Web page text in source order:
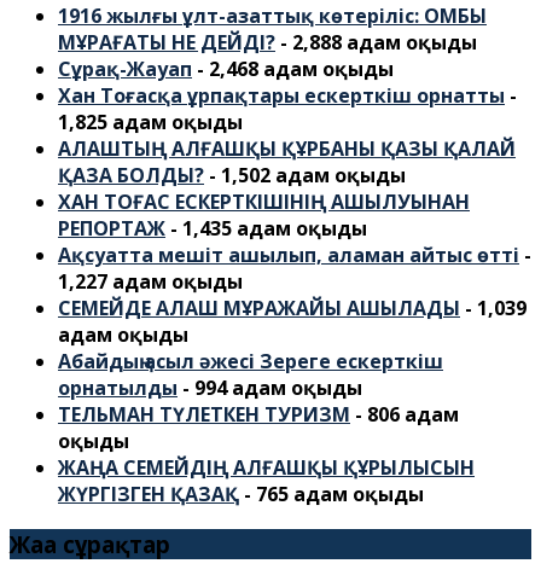
1916 жылғы ұлт-азаттық көтеріліс: ОМБЫ
МҰРАҒАТЫ НЕ ДЕЙДІ? - 2,888 адам оқыды
Сұрақ-Жауап - 2,468 адам оқыды
Хан Тоғасқа ұрпақтары ескерткіш орнатты -
1,825 адам оқыды
АЛАШТЫҢ АЛҒАШҚЫ ҚҰРБАНЫ ҚАЗЫ ҚАЛАЙ
ҚАЗА БОЛДЫ? - 1,502 адам оқыды
ХАН ТОҒАС ЕСКЕРТКІШІНІҢ АШЫЛУЫНАН
РЕПОРТАЖ - 1,435 адам оқыды
Ақсуатта мешіт ашылып, аламан айтыс өтті -
1,227 адам оқыды
СЕМЕЙДЕ АЛАШ МҰРАЖАЙЫ АШЫЛАДЫ - 1,039
адам оқыды
Абайдың асыл әжесі Зереге ескерткіш
орнатылды - 994 адам оқыды
ТЕЛЬМАН ТҮЛЕТКЕН ТУРИЗМ - 806 адам
оқыды
ЖАҢА СЕМЕЙДІҢ АЛҒАШҚЫ ҚҰРЫЛЫСЫН
ЖҮРГІЗГЕН ҚАЗАҚ - 765 адам оқыды
Жаңа сұрақтар